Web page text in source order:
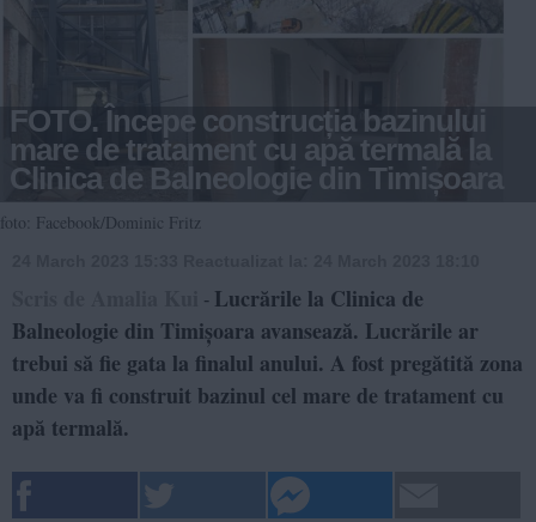
FOTO. Începe construcția bazinului
mare de tratament cu apă termală la
Clinica de Balneologie din Timișoara
foto: Facebook/Dominic Fritz
- Lucrările la Clinica de
Balneologie din Timișoara avansează. Lucrările ar
trebui să fie gata la finalul anului. A fost pregătită zona
unde va fi construit bazinul cel mare de tratament cu
apă termală.